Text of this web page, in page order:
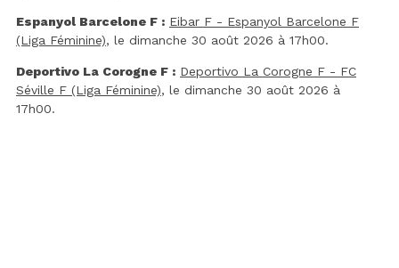
Espanyol Barcelone F : Eibar F - Espanyol Barcelone F
(Liga Féminine), le dimanche 30 août 2026 à 17h00.
Deportivo La Corogne F : Deportivo La Corogne F - FC
Séville F (Liga Féminine), le dimanche 30 août 2026 à
17h00.